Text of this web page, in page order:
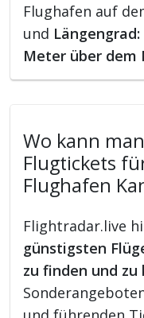
Flughafen auf
und Längengrad:
Meter über dem
Wo kann
Flugtickets
Flughafen
Flightradar.live
günstigsten
zu finden und zu